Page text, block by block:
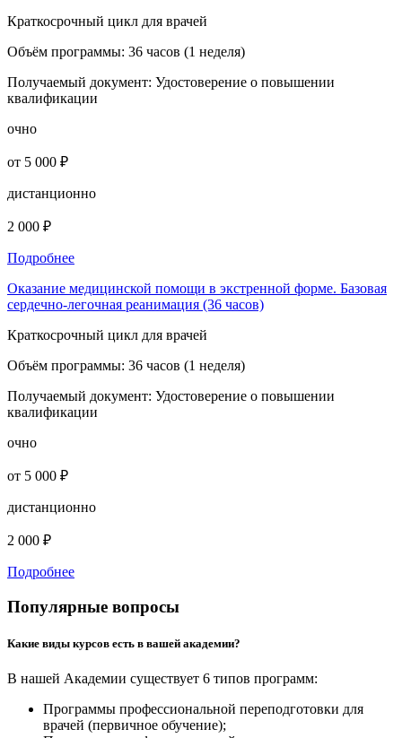
Краткосрочный цикл для врачей
Объём программы: 36 часов (1 неделя)
Получаемый документ: Удостоверение о повышении
квалификации
очно
от 5 000 ₽
дистанционно
2 000 ₽
Подробнее
Оказание медицинской помощи в экстренной форме. Базовая
сердечно-легочная реанимация (36 часов)
Краткосрочный цикл для врачей
Объём программы: 36 часов (1 неделя)
Получаемый документ: Удостоверение о повышении
квалификации
очно
от 5 000 ₽
дистанционно
2 000 ₽
Подробнее
Популярные вопросы
Какие виды курсов есть в вашей академии?
В нашей Академии существует 6 типов программ:
Программы профессиональной переподготовки для
врачей (первичное обучение);